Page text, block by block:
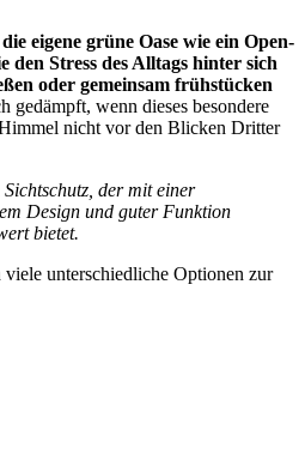
eigene grüne Oase wie ein Open-
den Stress des Alltags hinter sich
oder gemeinsam frühstücken
gedämpft, wenn dieses besondere
nicht vor den Blicken Dritter
der mit einer
Design und guter Funktion
bietet.
viele unterschiedliche Optionen zur